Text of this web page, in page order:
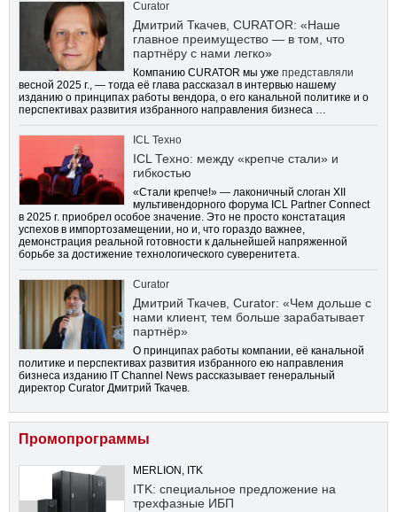
Curator
Дмитрий Ткачев, CURATOR: «Наше
главное преимущество — в том, что
партнёру с нами легко»
Компанию CURATOR мы уже представляли
весной 2025 г., — тогда её глава рассказал в интервью нашему
изданию о принципах работы вендора, о его канальной политике и о
перспективах развития избранного направления бизнеса …
ICL Техно
ICL Техно: между «крепче стали» и
гибкостью
«Стали крепче!» — лаконичный слоган XII
мультивендорного форума ICL Partner Connect
в 2025 г. приобрел особое значение. Это не просто констатация
успехов в импортозамещении, но и, что гораздо важнее,
демонстрация реальной готовности к дальнейшей напряженной
борьбе за достижение технологического суверенитета.
Curator
Дмитрий Ткачев, Curator: «Чем дольше с
нами клиент, тем больше зарабатывает
партнёр»
О принципах работы компании, её канальной
политике и перспективах развития избранного ею направления
бизнеса изданию IT Channel News рассказывает генеральный
директор Curator Дмитрий Ткачев.
Промопрограммы
MERLION, ITK
ITK: специальное предложение на
трехфазные ИБП